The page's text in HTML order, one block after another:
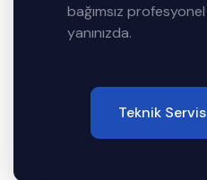
bağımsız
yanınızda.
Teknik Servis